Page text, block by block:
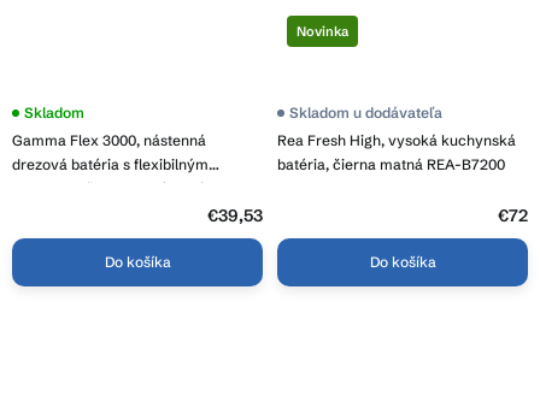
Gamma Flex 3000, nástenná
drezová batéria s flexibilným
ramenom, čierna-chrómová, GMA-
Priemerné
produktu
je
Skladom
€39,53
Do košíka
Novinka
Rea Fresh High, vysoká kuchynská
batéria, čierna matná REA-B7200
Skladom u dodávateľa
€72
Do košíka